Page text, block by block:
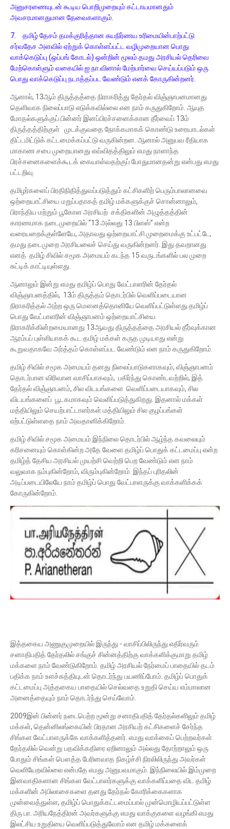
அனுசரணையுடன் கூடிய பொறிமுறையும் கட்டாயமானதும்
அவசரமானதுமான தேவைகளாகும்.
7.
தமிழ் தேசம் தமக்குரித்தான சுயநிர்ணய உரிமையின்பாற்பட்டு
சர்வதேச அளவில் ஏற்றுக் கொள்ளப்பட்ட வழிமுறையான பொது
வாக்கெடுப்பு (ஒப்பங் கோடல்) ஒன்றின் மூலம் தமது அரசியல் தெரிவை
மேற்கொள்ளும் வகையில் ஐ.நா.வினால் மேற்பார்வை செய்யப்படும் ஒரு
பொது வாக்கெடுப்பு நடாத்தப்பட வேண்டும் எனக் கோருகின்றனர்.
ஆனால், 13ஆம் திருத்தத்தை நிராகரித்து தேர்தல் விஞ்ஞாபனமானது
தெளிவாக நிலைப்பாடு எடுக்கவில்லை என நாம் கருதுகிறோம். ஆயுத
மோதல்களுக்குப் பின்னர் இனப்பிரச்சனைக்கான தீர்வைப் 13ம்
திருத்தத்திற்குள் முடக்குவதை நோக்கமாகக் கொண்டு உரையாடல்கள்
திட்டமிட்டுக் கட்டமைக்கப்பட்டு வருகின்றன. ஆனால் அனுபவ ரீதியாக
மாகாண சபை முறையானது எவ்விதத்திலும் எமது நாளாந்த
பிரச்சனைகளைக்கூடக் கையாள்வதற்குப் போதுமானதன்று என்பது எமது
பட்டறிவு.
தமிழர்களைப் பிரதிநிதித்துவப்படுத்தும் கட்சிகளிற் பெரும்பாலானவை
ஒற்றையாட்சியை மறுப்பதாகத் தமிழ் மக்களுக்குச் சொன்னாலும்,
பிராந்திய மற்றும் பூகோள அரசியற் சக்திகளின் அழுத்தத்தின்
காரணமாக நடைமுறையில் “13 அல்லது 13 பிளஸ்” என்ற
வரையறைக்குள்ளேயே, அதாவது ஒற்றையாட்சி முறைமைக்கு உட்பட்டே,
தமது நடைமுறை அரசியலைச் செய்து வருகின்றனர். இது தவறானது
எனத் தமிழ் சிவில் சமூக அமையம் கடந்த 15 வருடங்களில் பல முறை
சுட்டிக் காட்டியுள்ளது.
ஆனாலும் இன்று எமது தமிழ்ப் பொது வேட்பாளரின் தேர்தல்
விஞ்ஞாபனத்தில், 13ம் திருத்தம் தொடர்பில் வெளிப்படையான
நிராகரித்தல் அற்ற ஒரு மௌனத்தொனியே வெளிப்பட்டுள்ளது.தமிழ்ப்
பொது வேட்பாளரின் விஞ்ஞாபனம் ஒற்றையாட்சியை
நிராகரிக்கின்றமையானது 13ஆவது திருத்தத்தை அரசியல் தீர்வுக்கான
ஆரம்பப் புள்ளியாகக் கூட தமிழ் மக்கள் கருத முடியாது என்று
கூறுவதாகவே அர்த்தம் கொள்ளப்பட வேண்டும் என நாம் கருதுகிறோம்.
தமிழ் சிவில் சமூக அமையம் தனது நிலைப்பாடுகளாகவும், விஞ்ஞாபனம்
தொடர்பான விரிவான வாசிப்பாகவும், பகிர்ந்து கொண்டவற்றில், இத்
தேர்தல் விஞ்ஞாபனம், சில விடயங்களை வெளிப்படையாகவும், சில
விடயங்களைப் பூடகமாகவும் வெளிப்படுத்துகிறது. இதனால் மக்கள்
மத்தியிலும் செயற்பாட்டாளர்கள் மத்தியிலும் சில குழப்பங்கள்
ஏற்பட்டுள்ளதை நாம் அவதானிக்கிறோம்.
தமிழ் சிவில் சமூக அமையம் இந்நிலை தொடர்பில் ஆழ்ந்த கவலையும்
கரிசனையும் கொள்கின்ற அதே வேளை தமிழ்ப் பொதுக் கட்டமைப்பு என்ற
தமிழ்த் தேசிய அரசியல் முயற்சி வெற்றி பெற வேண்டும் என நாம்
வலுவாக நம்புகின்றோம், விரும்புகின்றோம். இந்தப் புரிதலின்
அடிப்படையிலேயே நாம் தமிழ்ப் பொது வேட்பாளருக்கு வாக்களிக்கக்
கோருகின்றோம்.
இத்தகைய அணுகுமுறையில் இருந்து - வாசிப்பிலிருந்து எதிர்வரும்
சனாதிபதித் தேர்தலில் சங்குச் சின்னத்திற்கு வாக்களிக்குமாறு தமிழ்
மக்களை நாம் வேண்டுகிறோம். தமிழ் அரசியல் நேர்மைப் பாதையில் தடம்
பதிக்க நாம் உளச்சுத்தியுடன் தொடர்ந்து பயணிப்போம். தமிழ்ப் பொதுக்
கட்டமைப்பு அத்தகைய பாதையில் செல்வதை உறுதி செய்ய எம்மாலான
அனைத்தையும் நாம் தொடர்ந்து செய்வோம்.
2009இன் பின்னர் நடைபெற்ற மூன்று சனாதிபதித் தேர்தல்களிலும் தமிழ்
மக்கள், தென்னிலங்கையின் பிரதான அரசியற் கட்சிகளைச் சேர்ந்த
சிங்கள வேட்பாளருக்கே வாக்களித்தனர். எமது வாக்கைப் பெற்றவர்கள்
தேர்தலில் வென்று பதவிக்கதிரை ஏறினாலும் அல்லது தோற்றாலும் ஒரு
போதும் சிங்கள் பௌத்த பேரினவாத நிகழ்ச்சி நிரலிலிருந்து அவர்கள்
வெளியேறவில்லை என்பதே எமது அனுபவமாகும். இந்நிலையில் இம்முறை
இனவாதிகளான சிங்கள வேட்பாளர்களுக்கு வாக்களிப்பதை விட தமிழ்
மக்களின் அபிலாசைகளை தனது தேர்தல் கோரிக்கைகளாக
முன்வைத்துள்ள, தமிழ்ப் பொதுக்கட்டமைப்பால் முன்மொழியப்பட்டுள்ள
திரு பா. அரியநேத்திரன் அவர்களுக்கு எமது வாக்குகளை வழங்கி எமது
இலட்சிய உறுதியை வெளிப்படுத்துவோம் என தமிழ் மக்களைக்